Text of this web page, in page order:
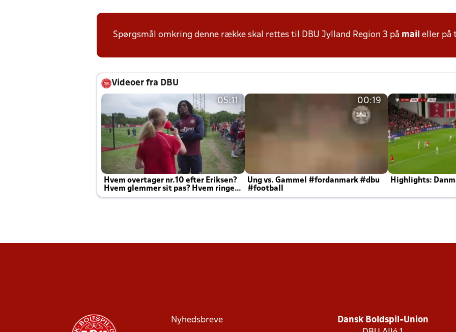
Spørgsmål omkring denne række skal rettes til DBU Jylland Region 3 på mail eller
Videoer fra DBU
05:11
Hvem overtager nr.10 efter Eriksen?
Hvem glemmer sit pas? Hvem ringer
Joachim altid til efter kampe?
00:19
Ung vs. Gammel #fordanmark #dbu
#football
Highlights:
Nyhedsbreve
Dansk Boldspil-Union